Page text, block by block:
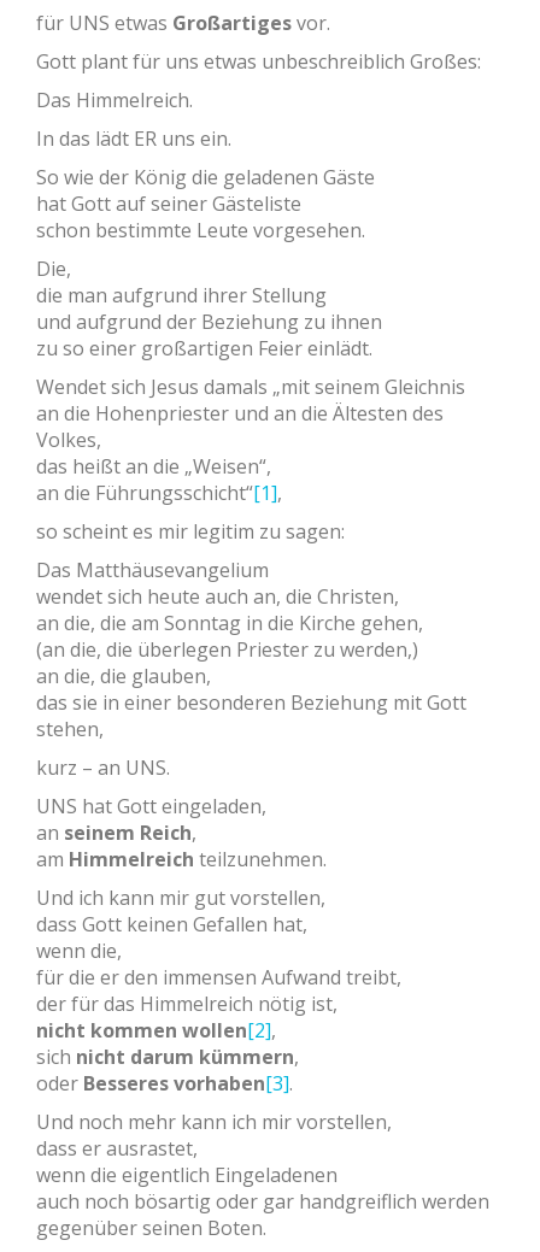
für UNS etwas Großartigesvor.
Gott plant für uns etwas unbeschreiblich Großes:
Das Himmelreich.
In das lädt ER uns ein.
So wie der König die geladenen Gäste
hat Gott auf seiner Gästeliste
schon bestimmte Leute vorgesehen.
Die,
die man aufgrund ihrer Stellung
und aufgrund der Beziehung zu ihnen
zu so einer großartigen Feier einlädt.
Wendet sich Jesus damals „mit seinem Gleichnis
an die Hohenpriester und an die Ältesten des
Volkes,
das heißt an die „Weisen“,
an die Führungsschicht“[1],
so scheint es mir legitim zu sagen:
Das Matthäusevangelium
wendet sich heute auch an, die Christen,
an die, die am Sonntag in die Kirche gehen,
(an die, die überlegen Priester zu werden,)
an die, die glauben,
das sie in einer besonderen Beziehung mit Gott
stehen,
kurz – an UNS.
UNS hat Gott eingeladen,
an seinem Reich,
am Himmelreich teilzunehmen.
Und ich kann mir gut vorstellen,
dass Gott keinen Gefallen hat,
wenn die,
für die er den immensen Aufwand treibt,
der für das Himmelreich nötig ist,
nicht kommen wollen[2],
sich nicht darum kümmern,
oder Besseres vorhaben[3].
Und noch mehr kann ich mir vorstellen,
dass er ausrastet,
wenn die eigentlich Eingeladenen
auch noch bösartig oder gar handgreiflich werden
gegenüber seinen Boten.